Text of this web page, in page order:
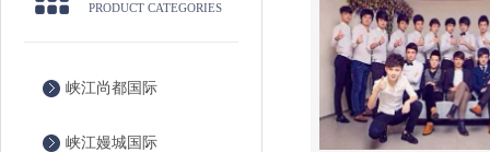
PRODUCT CATEGORIES
峡江尚都国际
峡江嫚城国际